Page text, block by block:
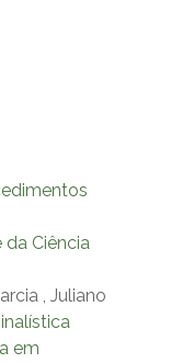
da Ciência
, Juliano
em